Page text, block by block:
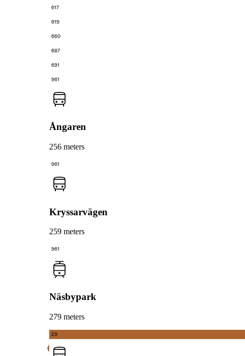
617
619
660
687
691
961
Ångaren
256 meters
961
Kryssarvägen
259 meters
961
Näsbypark
279 meters
29